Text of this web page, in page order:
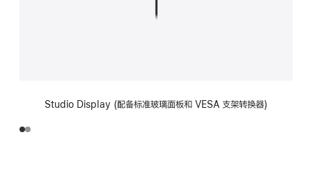
Studio Display (配备标准玻璃面板和 VESA 支架转换器)